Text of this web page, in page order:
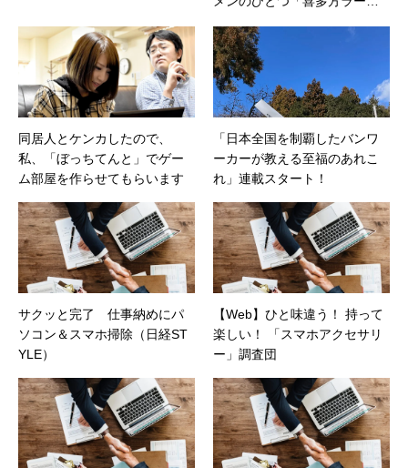
同居人とケンカしたので、
私、「ぼっちてんと」でゲー
ム部屋を作らせてもらいます
「日本全国を制覇したバンワ
ーカーが教える至福のあれこ
れ」連載スタート！
サクッと完了 仕事納めにパ
ソコン＆スマホ掃除（日経ST
YLE）
【Web】ひと味違う！ 持って
楽しい！ 「スマホアクセサリ
ー」調査団